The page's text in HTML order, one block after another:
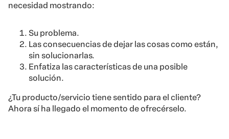
necesidad mostrando:
Su problema.
Las consecuencias de dejar las cosas como están,
sin solucionarlas.
Enfatiza las características de una posible
solución.
¿Tu producto/servicio tiene sentido para el cliente?
Ahora sí ha llegado el momento de ofrecérselo.